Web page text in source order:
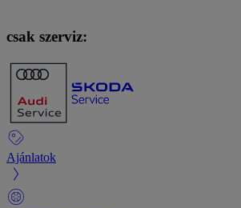
csak szerviz:
Ajánlatok